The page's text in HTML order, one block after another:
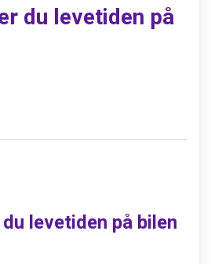
du levetiden på
levetiden på bilen